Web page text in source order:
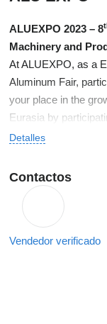
ALUEXPO 2023 – 8
Machinery and
At ALUEXPO, as a
Aluminum Fair,
your place in the
Eurasia by
affect the industry.
Detalles
Contactos
Vendedor verificado